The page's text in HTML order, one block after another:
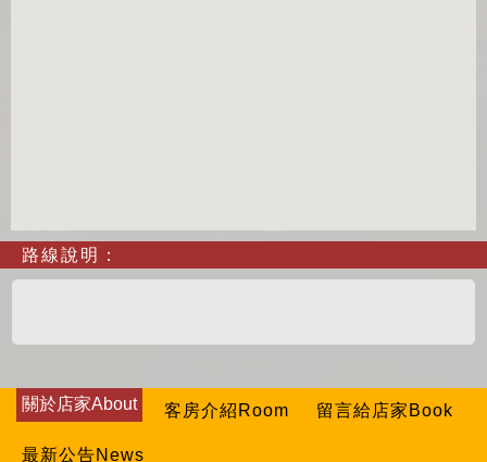
路線說明：
關於店家About 客房介紹Room 留言給店家Book
最新公告News